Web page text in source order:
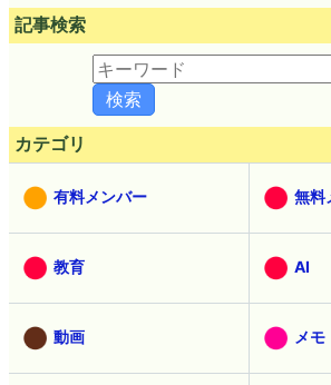
記事検索
カテゴリ
有料メンバー 無料
教育 AI
動画 メモ